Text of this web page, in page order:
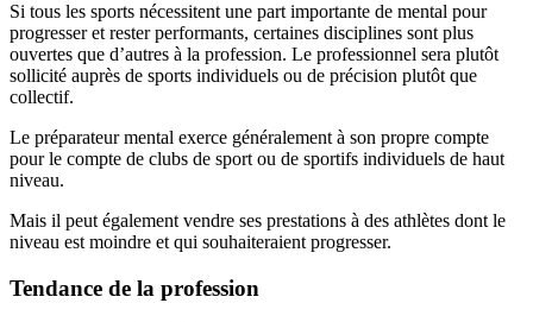
Si tous les sports nécessitent une part importante de mental pour
progresser et rester performants, certaines disciplines sont plus
ouvertes que d’autres à la profession. Le professionnel sera plutôt
sollicité auprès de sports individuels ou de précision plutôt que
collectif.
Le préparateur mental exerce généralement à son propre compte
pour le compte de clubs de sport ou de sportifs individuels de haut
niveau.
Mais il peut également vendre ses prestations à des athlètes dont le
niveau est moindre et qui souhaiteraient progresser.
Tendance de la profession